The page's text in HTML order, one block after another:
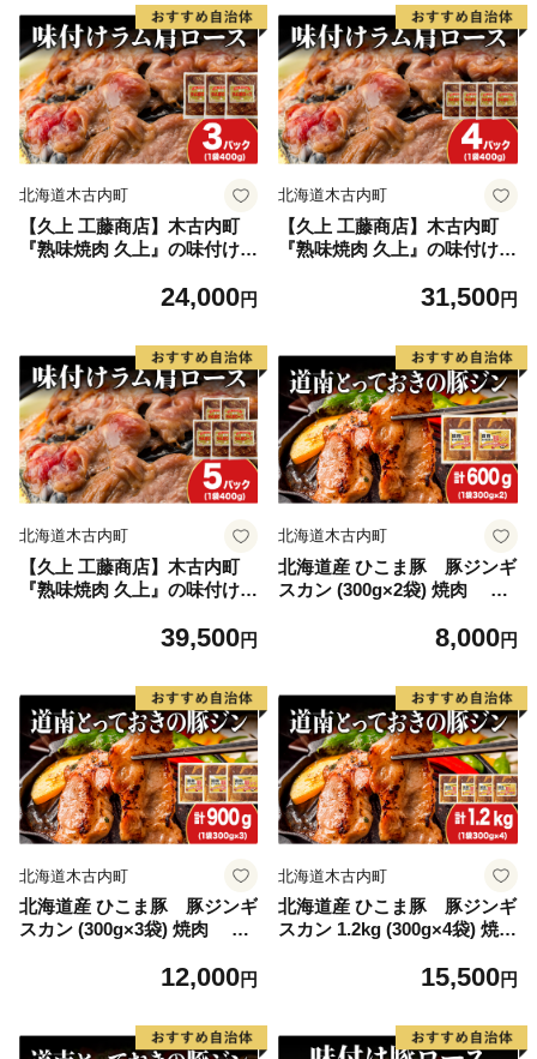
北海道木古内町
【久上 工藤商店】木古内町
『熟味焼肉 久上』の味付けラ
24,000円
北海道木古内町
【久上 工藤商店】木古内町
『熟味焼肉 久上』の味付けラ
31,500円
北海道木古内町
【久上 工藤商店】木古内町
『熟味焼肉 久上』の味付けラ
39,500円
北海道木古内町
北海道産 ひこま豚 豚ジンギ
スカン (300g×2袋) 焼肉 お
の肴 夕飯 おかず 特製のタレ
8,000円
北海道木古内町
北海道産 ひこま豚 豚ジンギ
スカン (300g×3袋) 焼肉 お
の肴 夕飯 おかず 特製のタレ
12,000円
北海道木古内町
北海道産 ひこま豚 豚ジンギ
スカン 1.2kg (300g×4袋) 焼
15,500円